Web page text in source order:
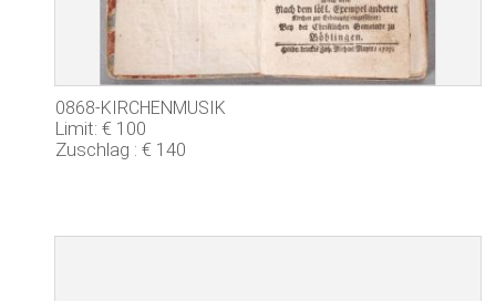
0868-KIRCHENMUSIK
Limit: € 100
Zuschlag : € 140